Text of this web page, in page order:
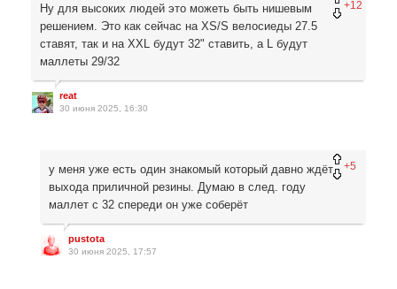
+12
Ну для высоких людей это можеть быть нишевым
решением. Это как сейчас на XS/S велосиеды 27.5
ставят, так и на XXL будут 32" ставить, а L будут
маллеты 29/32
reat
30 июня 2025, 16:30
+5
у меня уже есть один знакомый который давно ждёт
выхода приличной резины. Думаю в след. году
маллет с 32 спереди он уже соберёт
pustota
30 июня 2025, 17:57